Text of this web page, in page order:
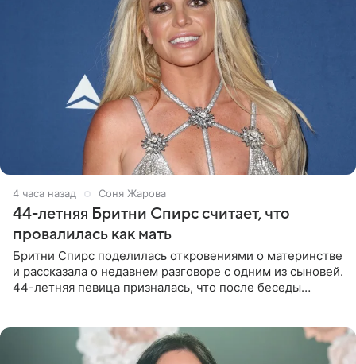
4 часа назад Соня Жарова
44-летняя Бритни Спирс считает, что
провалилась как мать
Бритни Спирс поделилась откровениями о материнстве
и рассказала о недавнем разговоре с одним из сыновей.
44-летняя певица призналась, что после беседы